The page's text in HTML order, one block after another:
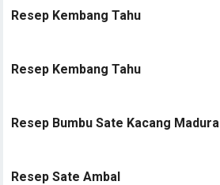
Resep Kembang Tahu
Resep Kembang Tahu
Resep Bumbu Sate Kacang Madura
Resep Sate Ambal